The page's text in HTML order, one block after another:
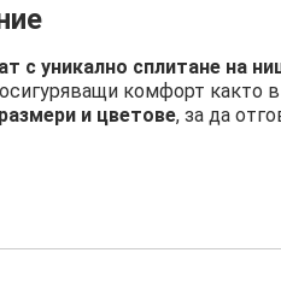
с уникално сплитане на
комфорт както в
и цветове, за да